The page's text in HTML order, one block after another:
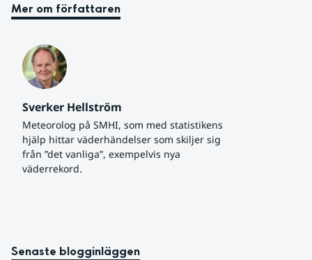
Mer om författaren
Sverker Hellström
Meteorolog på SMHI, som med statistikens
hjälp hittar väderhändelser som skiljer sig
från ”det vanliga”, exempelvis nya
väderrekord.
Senaste blogginläggen